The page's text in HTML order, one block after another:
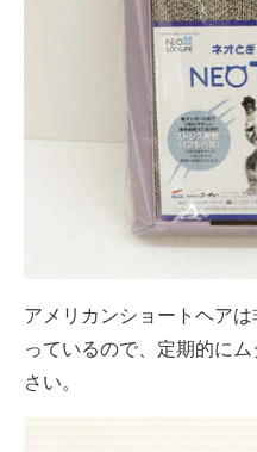
アメリカンショートヘア
っているので、定期的に
さい。